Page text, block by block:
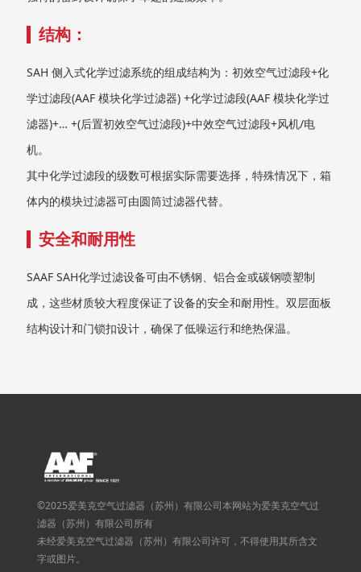
结构：
SAH 侧入式化学过滤系统的组成结构为：初效空气过滤段+化
学过滤段(AAF 模块化学过滤器) +化学过滤段(AAF 模块化学过
滤器)+… +(后置初效空气过滤段)+中效空气过滤段+风机/电
机。
其中化学过滤段的级数可根据实际需要选择，特殊情况下，箱
体内的模块过滤器可由圆筒过滤器代替。
安全和耐用性
SAAF SAH化学过滤设备可由不锈钢、铝合金或碳钢喷塑制
成，这些材质较大程度保证了设备的安全和耐用性。双层面板
结构设计和门锁扣设计，确保了低噪运行和绝热保温。
©2025爱美克空气过滤器（苏州）有限公司本网站为爱美克空气过
滤器（苏州）有限公司所有
未经爱美克空气过滤器（苏州）有限公司许可，不得使用其所含文
字或图片。